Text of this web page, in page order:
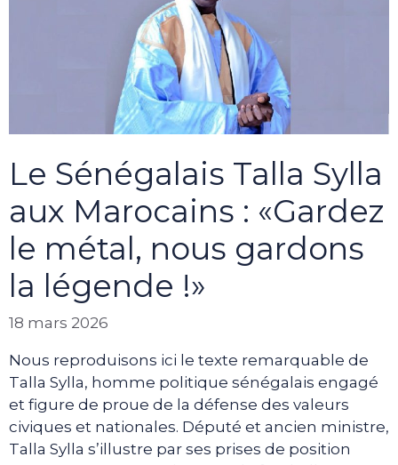
Le Sénégalais Talla Sylla
aux Marocains : «Gardez
le métal, nous gardons
la légende !»
18 mars 2026
Nous reproduisons ici le texte remarquable de
Talla Sylla, homme politique sénégalais engagé
et figure de proue de la défense des valeurs
civiques et nationales. Député et ancien ministre,
Talla Sylla s’illustre par ses prises de position